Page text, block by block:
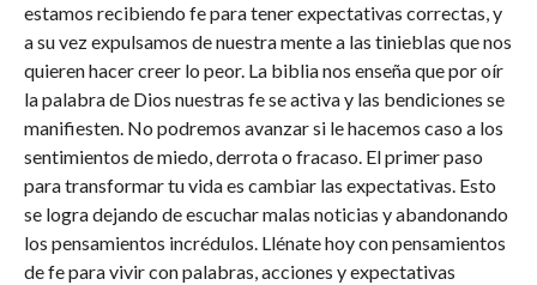
estamos recibiendo fe para tener expectativas correctas, y
a su vez expulsamos de nuestra mente a las tinieblas que nos
quieren hacer creer lo peor. La biblia nos enseña que por oír
la palabra de Dios nuestras fe se activa y las bendiciones se
manifiesten. No podremos avanzar si le hacemos caso a los
sentimientos de miedo, derrota o fracaso. El primer paso
para transformar tu vida es cambiar las expectativas. Esto
se logra dejando de escuchar malas noticias y abandonando
los pensamientos incrédulos. Llénate hoy con pensamientos
de fe para vivir con palabras, acciones y expectativas